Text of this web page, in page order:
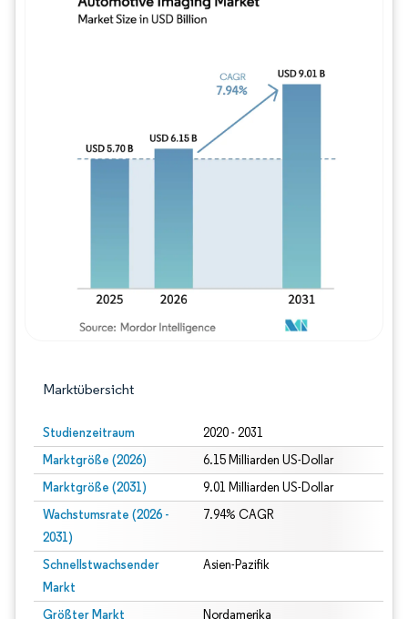
Marktübersicht
Studienzeitraum 2020 - 2031
Marktgröße (2026) 6.15 Milliarden US-Dollar
Marktgröße (2031) 9.01 Milliarden US-Dollar
Wachstumsrate (2026 -
2031)
7.94% CAGR
Schnellstwachsender
Markt
Asien-Pazifik
Größter Markt Nordamerika